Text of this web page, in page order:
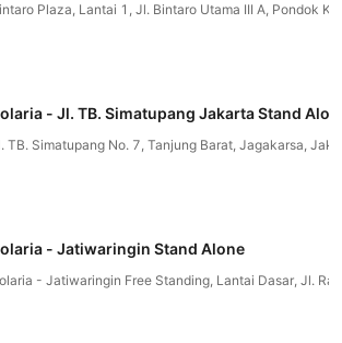
Plaza, Lantai 1, Jl. Bintaro Utama III A, Pondok
- Jl. TB. Simatupang Jakarta Stand
TB. Simatupang No. 7, Tanjung Barat, Jagakarsa,
- Jatiwaringin Stand Alone
- Jatiwaringin Free Standing, Lantai Dasar, Jl.